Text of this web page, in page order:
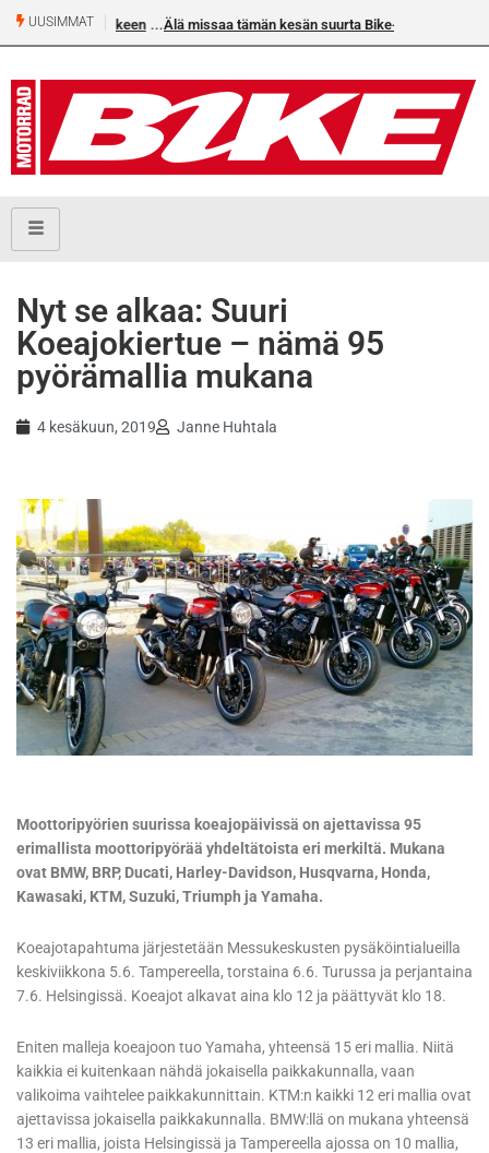
UUSIMMAT Älä missaa tämän kesän suurta Bike-numeroa!
Nyt se alkaa: Suuri
Koeajokiertue – nämä 95
pyörämallia mukana
4 kesäkuun, 2019 Janne Huhtala
Moottoripyörien suurissa koeajopäivissä on ajettavissa 95
erimallista moottoripyörää yhdeltätoista eri merkiltä. Mukana
ovat BMW, BRP, Ducati, Harley-Davidson, Husqvarna, Honda,
Kawasaki, KTM, Suzuki, Triumph ja Yamaha.
Koeajotapahtuma järjestetään Messukeskusten pysäköintialueilla
keskiviikkona 5.6. Tampereella, torstaina 6.6. Turussa ja perjantaina
7.6. Helsingissä. Koeajot alkavat aina klo 12 ja päättyvät klo 18.
Eniten malleja koeajoon tuo Yamaha, yhteensä 15 eri mallia. Niitä
kaikkia ei kuitenkaan nähdä jokaisella paikkakunnalla, vaan
valikoima vaihtelee paikkakunnittain. KTM:n kaikki 12 eri mallia ovat
ajettavissa jokaisella paikkakunnalla. BMW:llä on mukana yhteensä
13 eri mallia, joista Helsingissä ja Tampereella ajossa on 10 mallia,